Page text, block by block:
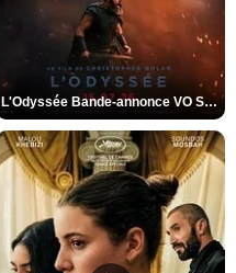
L'Odyssée Bande-annonce VO STFR